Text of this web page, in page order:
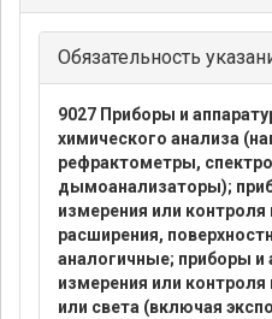
Обязательность
9027 Приборы и
химического анализа
рефрактометры,
дымоанализаторы);
измерения или контроля
расширения,
аналогичные; приборы и
измерения или контроля
или света (включая